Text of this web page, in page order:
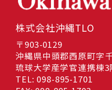
株式会社沖縄TLO
〒903-0129
沖縄県中頭郡西原町字
琉球大学産学官連携棟3
TEL: 098-895-1701